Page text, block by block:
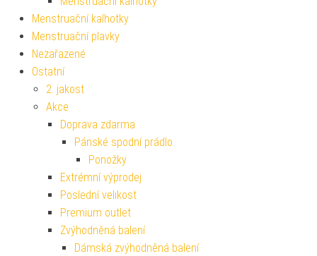
Menstruační kalhotky
Menstruační plavky
Nezařazené
Ostatní
2. jakost
Akce
Doprava zdarma
Pánské spodní prádlo
Ponožky
Extrémní výprodej
Poslední velikost
Premium outlet
Zvýhodněná balení
Dámská zvýhodněná balení